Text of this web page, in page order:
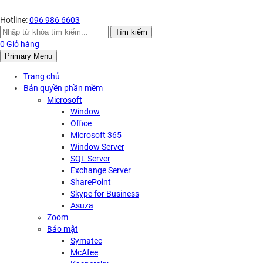
Hotline:096 986 6603
Search
for:
Tìm kiếm
0 Giỏ hàng
Primary Menu
Trang chủ
Bản quyền phần mềm
Microsoft
Window
Office
Microsoft 365
Window Server
SQL Server
Exchange Server
SharePoint
Skype for Business
Asuza
Zoom
Bảo mật
Symatec
McAfee